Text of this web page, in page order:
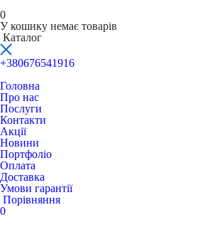
0
У кошику немає товарів
Каталог
+380676541916
Головна
Про нас
Послуги
Контакти
Акції
Новини
Портфоліо
Оплата
Доставка
Умови гарантії
Порівняння
0